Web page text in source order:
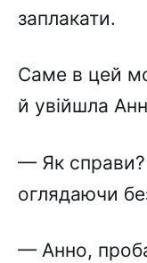
заплакати.
Саме в цей
й увійшла
— Як
оглядаючи
— Анно,